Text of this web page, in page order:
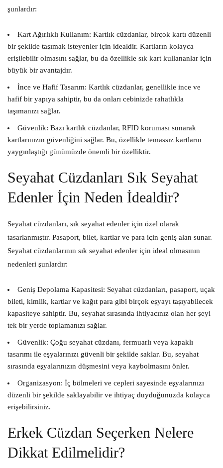
şunlardır:
Kart Ağırlıklı Kullanım: Kartlık cüzdanlar, birçok kartı düzenli
bir şekilde taşımak isteyenler için idealdir. Kartların kolayca
erişilebilir olmasını sağlar, bu da özellikle sık kart kullananlar için
büyük bir avantajdır.
İnce ve Hafif Tasarım: Kartlık cüzdanlar, genellikle ince ve
hafif bir yapıya sahiptir, bu da onları cebinizde rahatlıkla
taşımanızı sağlar.
Güvenlik: Bazı kartlık cüzdanlar, RFID koruması sunarak
kartlarınızın güvenliğini sağlar. Bu, özellikle temassız kartların
yaygınlaştığı günümüzde önemli bir özelliktir.
Seyahat Cüzdanları Sık Seyahat
Edenler İçin Neden İdealdir?
Seyahat cüzdanları, sık seyahat edenler için özel olarak
tasarlanmıştır. Pasaport, bilet, kartlar ve para için geniş alan sunar.
Seyahat cüzdanlarının sık seyahat edenler için ideal olmasının
nedenleri şunlardır:
Geniş Depolama Kapasitesi: Seyahat cüzdanları, pasaport, uçak
bileti, kimlik, kartlar ve kağıt para gibi birçok eşyayı taşıyabilecek
kapasiteye sahiptir. Bu, seyahat sırasında ihtiyacınız olan her şeyi
tek bir yerde toplamanızı sağlar.
Güvenlik: Çoğu seyahat cüzdanı, fermuarlı veya kapaklı
tasarımı ile eşyalarınızı güvenli bir şekilde saklar. Bu, seyahat
sırasında eşyalarınızın düşmesini veya kaybolmasını önler.
Organizasyon: İç bölmeleri ve cepleri sayesinde eşyalarınızı
düzenli bir şekilde saklayabilir ve ihtiyaç duyduğunuzda kolayca
erişebilirsiniz.
Erkek Cüzdan Seçerken Nelere
Dikkat Edilmelidir?